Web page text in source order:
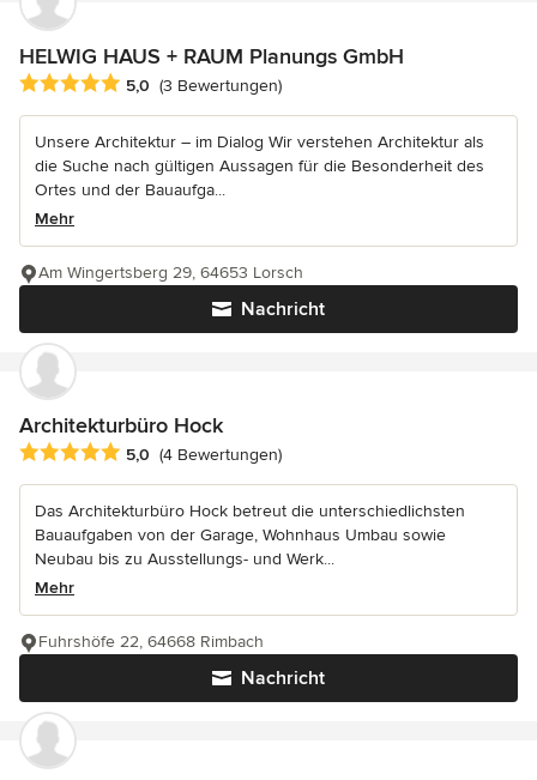
HELWIG HAUS + RAUM Planungs GmbH
Durchschnittliche Bewertung: 5 von 5 Sternen
5,0 (3 Bewertungen)
Unsere Architektur – im Dialog Wir verstehen Architektur als
die Suche nach gültigen Aussagen für die Besonderheit des
Ortes und der Bauaufga...
Mehr
Nachricht
Am Wingertsberg 29, 64653 Lorsch
Architekturbüro Hock
Durchschnittliche Bewertung: 5 von 5 Sternen
5,0 (4 Bewertungen)
Das Architekturbüro Hock betreut die unterschiedlichsten
Bauaufgaben von der Garage, Wohnhaus Umbau sowie
Neubau bis zu Ausstellungs- und Werk...
Mehr
Nachricht
Fuhrshöfe 22, 64668 Rimbach